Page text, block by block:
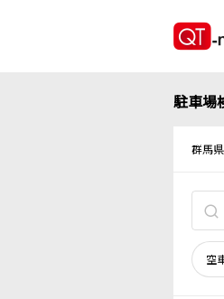
駐車場
群馬県
空